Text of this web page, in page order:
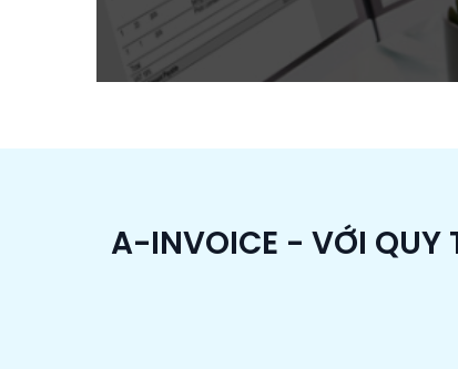
A-INVOICE - VỚI QUY